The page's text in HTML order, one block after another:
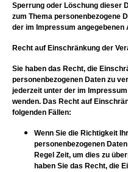
Sperrung oder Löschung dieser
zum Thema personenbezogene
der im Impressum angegebenen
Recht auf Einschränkung der
Sie haben das Recht, die
personenbezogenen Daten zu
jederzeit unter der im
wenden. Das Recht auf
folgenden Fällen:
Wenn Sie die Richtigkeit
personenbezogenen
Regel Zeit, um dies zu
haben Sie das Recht, die